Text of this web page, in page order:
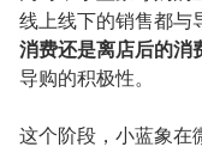
线上线下的销售都与
消费还是离店后的消
导购的积极性。
这个阶段，小蓝象在